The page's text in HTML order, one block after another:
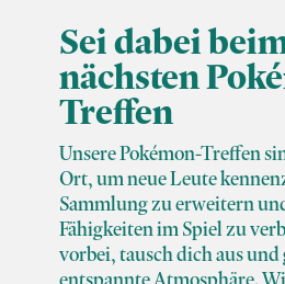
Sei dabei
nächsten
Treffen
Unsere Pokémon-Treffen
Ort, um neue Leute
Sammlung zu erweitern
Fähigkeiten im Spiel zu
vorbei, tausch dich aus und